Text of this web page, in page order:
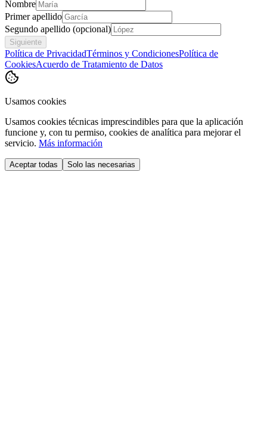
Nombre
Primer apellido
Segundo apellido (opcional)
Siguiente
Política de PrivacidadTérminos y CondicionesPolítica de
CookiesAcuerdo de Tratamiento de Datos
Usamos cookies
Usamos cookies técnicas imprescindibles para que la aplicación
funcione y, con tu permiso, cookies de analítica para mejorar el
servicio. Más información
Aceptar todas Solo las necesarias